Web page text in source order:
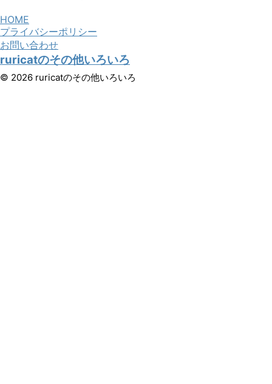
HOME
プライバシーポリシー
お問い合わせ
ruricatのその他いろいろ
© 2026 ruricatのその他いろいろ